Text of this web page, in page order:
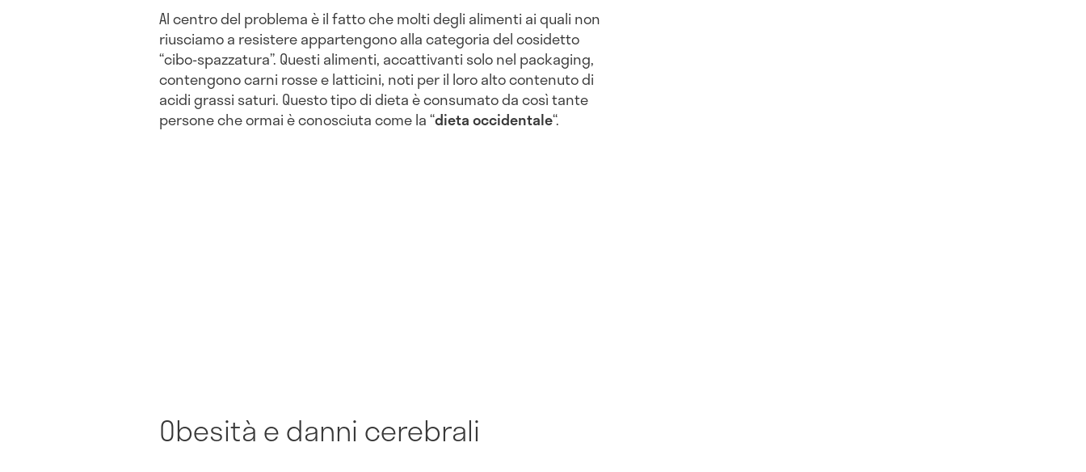
Al centro del problema è il fatto che molti degli alimenti ai quali non
riusciamo a resistere appartengono alla categoria del cosidetto
“cibo-spazzatura”. Questi alimenti, accattivanti solo nel packaging,
contengono carni rosse e latticini, noti per il loro alto contenuto di
acidi grassi saturi. Questo tipo di dieta è consumato da così tante
persone che ormai è conosciuta come la “dieta occidentale“.
Obesità e danni cerebrali